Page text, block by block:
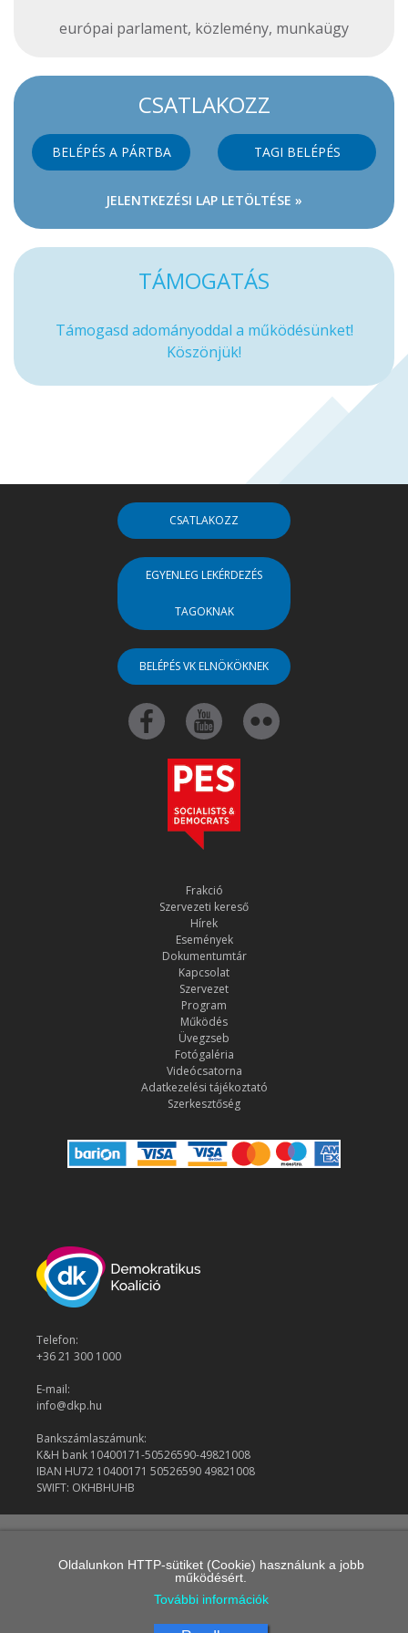
európai parlament, közlemény, munkaügy
CSATLAKOZZ
BELÉPÉS A PÁRTBA TAGI BELÉPÉS
JELENTKEZÉSI LAP LETÖLTÉSE »
TÁMOGATÁS
Támogasd adományoddal a működésünket!
Köszönjük!
CSATLAKOZZ
EGYENLEG LEKÉRDEZÉS
TAGOKNAK
BELÉPÉS VK ELNÖKÖKNEK
Frakció
Szervezeti kereső
Hírek
Események
Dokumentumtár
Kapcsolat
Szervezet
Program
Működés
Üvegzseb
Fotógaléria
Videócsatorna
Adatkezelési tájékoztató
Szerkesztőség
Telefon:
+36 21 300 1000
E-mail:
info@dkp.hu
Bankszámlaszámunk:
K&H bank 10400171-50526590-49821008
IBAN HU72 10400171 50526590 49821008
SWIFT: OKHBHUHB
Oldalunkon HTTP-sütiket (Cookie) használunk a jobb
működésért.
További információk